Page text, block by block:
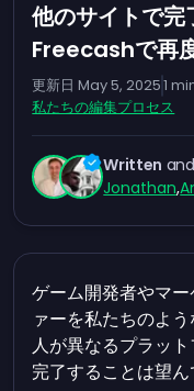
他のサイトで完
Freecashで再
更新日 May 5, 20251
私たちの編集プロセス
Written and
Jonathan,
ゲーム開発者やマ
ァーを私たちのよ
人が異なるプラッ
完了することは望ん